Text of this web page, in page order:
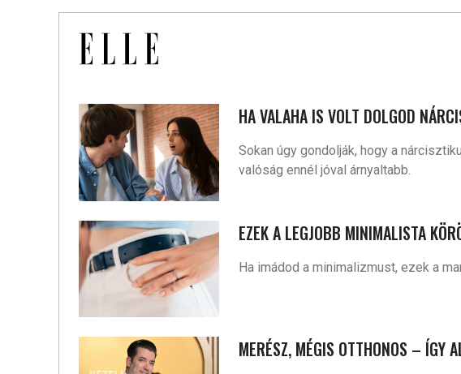
HA VALAHA IS VOLT DOLGOD
Sokan úgy gondolják, hogy a
valóság ennél jóval árnyaltabb.
EZEK A LEGJOBB MINIMALISTA
Ha imádod a minimalizmust, ezek a
MERÉSZ, MÉGIS OTTHONOS – ÍGY